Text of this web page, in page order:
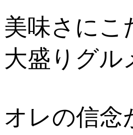
美味さにこ
大盛りグル
オレの信念